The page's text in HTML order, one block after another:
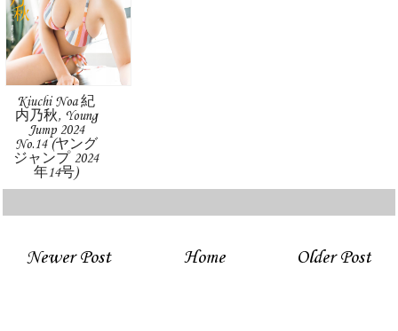
Kiuchi Noa 紀
内乃秋, Young
Jump 2024
No.14 (ヤング
ジャンプ 2024
年14号)
Newer Post Older Post
Home